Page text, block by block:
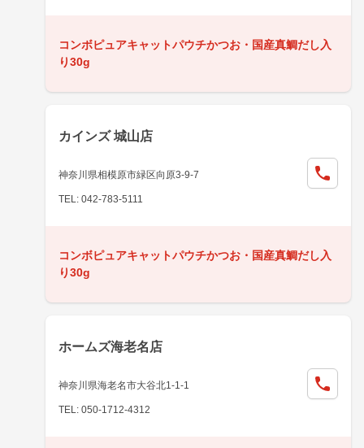
コンボピュアキャットパウチかつお・国産真鯛だし入
り30g
カインズ 城山店
神奈川県相模原市緑区向原3-9-7
TEL: 042-783-5111
コンボピュアキャットパウチかつお・国産真鯛だし入
り30g
ホームズ海老名店
神奈川県海老名市大谷北1-1-1
TEL: 050-1712-4312